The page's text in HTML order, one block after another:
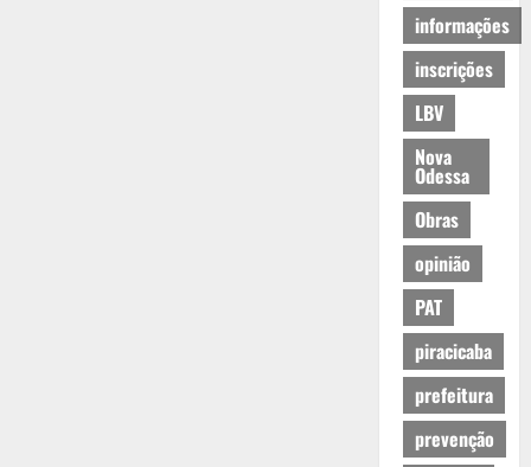
informações
inscrições
LBV
Nova
Odessa
Obras
opinião
PAT
piracicaba
prefeitura
prevenção